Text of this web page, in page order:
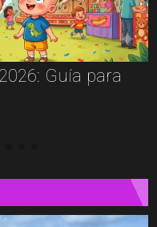
el restaurante
en una